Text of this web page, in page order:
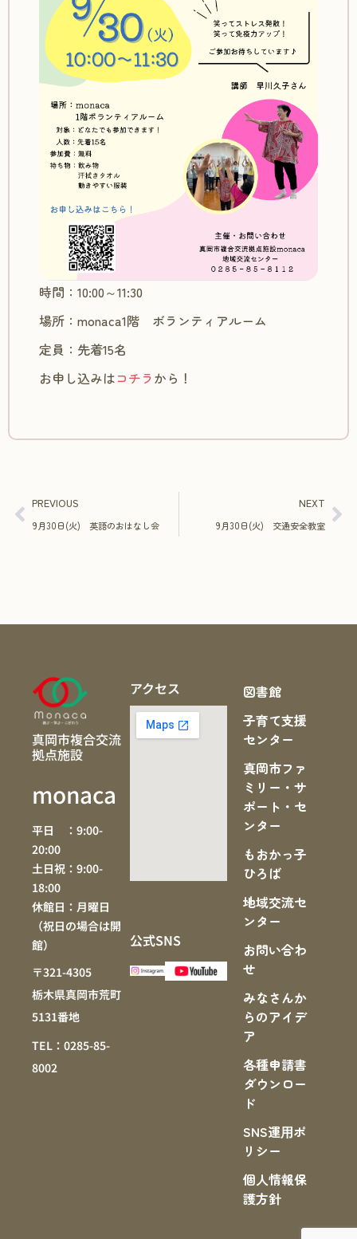
時間：10:00～11:30
場所：monaca1階 ボランティアルーム
定員：先着15名
お申し込みはコチラ から！
PREVIOUS
9月30日(火) 英語のおはなし会
NEXT
9月30日(火) 交通安全教室
真岡市複合交流
拠点施設
monaca
平日 ：9:00-
20:00
土日祝：9:00-
18:00
休館日：月曜日
（祝日の場合は開
館）
〒321-4305
栃木県真岡市荒町
5131番地
TEL：0285-85-
8002
アクセス
公式SNS
図書館
子育て支援
センター
真岡市ファ
ミリー・サ
ポート・セ
ンター
もおかっ子
ひろば
地域交流セ
ンター
お問い合わ
せ
みなさんか
らのアイデ
ア
各種申請書
ダウンロー
ド
SNS運⽤ポ
リシー
個人情報保
護方針